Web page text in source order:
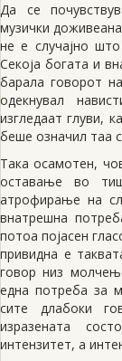
Да се
музички
не е случајно
Секоја богата и
барала говорот
одекнувал
изгледаат глуви,
беше означил таа
Така осамотен,
оставање во
атрофирање на
внатрешна
потоа појасен
привидна е
говор низ
една потреба за
сите длабоки
изразената
интензитет, а